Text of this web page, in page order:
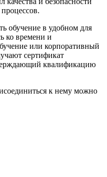
обучение в удобном для
ко времени и
или корпоративный
сертификат
квалификацию
к нему можно